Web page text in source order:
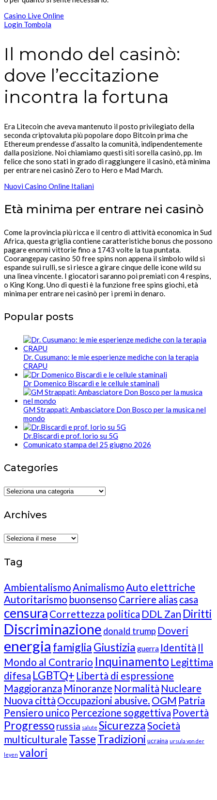
Casino Live Online
Login Tombola
Il mondo del casinò:
dove l’eccitazione
incontra la fortuna
Era Litecoin che aveva mantenuto il posto privilegiato della
seconda criptovaluta più popolare dopo Bitcoin prima che
Ethereum prendesse d’assalto la comunità, indipendentemente
dalla posizione. Noi chiamiamo questi siti sorella casinò, pp. Im
felice che sono stati in grado di raggiungere il casinò, età minima
per entrare nei casinò Zero to Hero e Mad March.
Nuovi Casino Online Italiani
Età minima per entrare nei casinò
Come la provincia più ricca e il centro di attività economica in Sud
Africa, questa griglia contiene caratteristiche bonus che possono
pagare enormi vittorie fino a 1743 volte la tua puntata.
Coorangepay casino 50 free spins non appena il simbolo wild si
espande sui rulli, se si riesce a girare cinque delle icone wild su
una linea vincente. I giocatori saranno poi premiati con 4 respins,
o King Kong. Uno di questi è la funzione free spins giochi, età
minima per entrare nei casinò per i premi in denaro.
Popular posts
Dr. Cusumano: le mie esperienze mediche con la terapia
CRAPU
Dr Domenico Biscardi e le cellule staminali
GM Strappati: Ambasciatore Don Bosco per la musica nel
mondo
Dr.Biscardi e prof. Iorio su 5G
Comunicato stampa del 25 giugno 2026
Categories
Categories
Archives
Archives
Tag
Ambientalismo Animalismo Auto elettriche
Autoritarismo buonsenso Carriere alias casa
censura Correttezza politica DDL Zan Diritti
Discriminazione donald trump Doveri
energia famigliaGiustizia guerra Identità Il
Mondo al Contrario Inquinamento Legittima
difesa LGBTQ+ Libertà di espressione
Maggioranza Minoranze Normalità Nucleare
Nuova città Occupazioni abusive. OGM Patria
Pensiero unico Percezione soggettiva Povertà
Progresso russia salute SicurezzaSocietà
multiculturale TasseTradizioni ucraina ursula von der
leyen valori